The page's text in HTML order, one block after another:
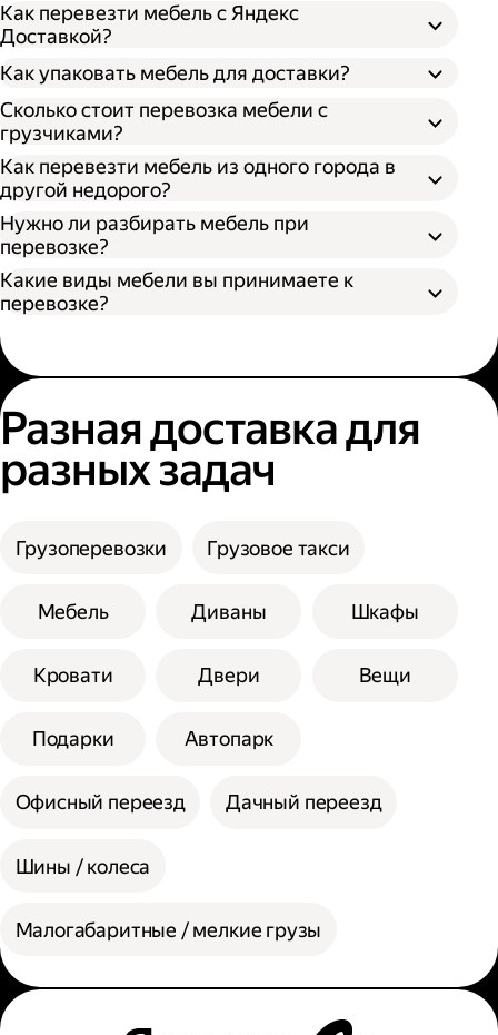
Как перевезти мебель с Яндекс
Доставкой?
Откройте приложение Яндекс Go или сайт;
Выберите тип кузова и количество
Укажите адрес отправления и получения;
Нажмите кнопку «Заказать».
Как упаковать мебель для доставки?
Разобрать поддающуюся разборке
мебель;
Упаковать разобранную мебель в стретч-
пленку, воздушно-пузырьковую пленку или
другой надежный материал;
Упаковать неразборную мебель в картон
или поролон.
Сколько стоит перевозка мебели с
грузчиками?
Как перевезти мебель из одного города в
другой недорого?
Нужно ли разбирать мебель при
перевозке?
Какие виды мебели вы принимаете к
перевозке?
Разная доставка для
разных задач
Грузоперевозки Грузовое такси
Мебель Диваны Шкафы
Кровати Двери Вещи
Подарки Автопарк
Офисный переезд Дачный переезд
Шины / колеса
Малогабаритные / мелкие грузы